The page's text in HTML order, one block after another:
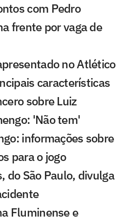
com Pedro
frente por vaga de
no Atlético
características
sobre Luiz
'Não tem'
informações sobre
para o jogo
do São Paulo, divulga
Fluminense e